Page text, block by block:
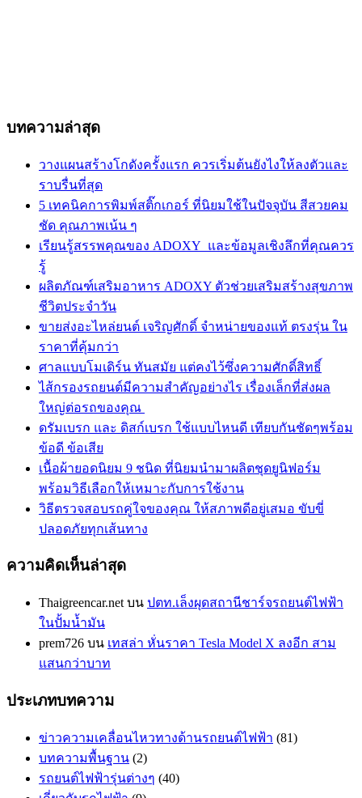
บทความล่าสุด
วางแผนสร้างโกดังครั้งแรก ควรเริ่มต้นยังไงให้ลงตัวและ
ราบรื่นที่สุด
5 เทคนิคการพิมพ์สติ๊กเกอร์ ที่นิยมใช้ในปัจจุบัน สีสวยคม
ชัด คุณภาพเน้น ๆ
เรียนรู้สรรพคุณของ ADOXY และข้อมูลเชิงลึกที่คุณควร
รู้
ผลิตภัณฑ์เสริมอาหาร ADOXY ตัวช่วยเสริมสร้างสุขภาพ
ชีวิตประจำวัน
ขายส่งอะไหล่ยนต์ เจริญศักดิ์ จำหน่ายของแท้ ตรงรุ่น ใน
ราคาที่คุ้มกว่า
ศาลแบบโมเดิร์น ทันสมัย แต่คงไว้ซึ่งความศักดิ์สิทธิ์
ไส้กรองรถยนต์มีความสำคัญอย่างไร เรื่องเล็กที่ส่งผล
ใหญ่ต่อรถของคุณ
ดรัมเบรก และ ดิสก์เบรก ใช้แบบไหนดี เทียบกันชัดๆพร้อม
ข้อดี ข้อเสีย
เนื้อผ้ายอดนิยม 9 ชนิด ที่นิยมนำมาผลิตชุดยูนิฟอร์ม
พร้อมวิธีเลือกให้เหมาะกับการใช้งาน
วิธีตรวจสอบรถคู่ใจของคุณ ให้สภาพดีอยู่เสมอ ขับขี่
ปลอดภัยทุกเส้นทาง
ความคิดเห็นล่าสุด
Thaigreencar.net บน ปตท.เล็งผุดสถานีชาร์จรถยนต์ไฟฟ้า
ในปั้มน้ำมัน
prem726 บน เทสล่า หั่นราคา Tesla Model X ลงอีก สาม
แสนกว่าบาท
ประเภทบทความ
ข่าวความเคลื่อนไหวทางด้านรถยนต์ไฟฟ้า (81)
บทความพื้นฐาน (2)
รถยนต์ไฟฟ้ารุ่นต่างๆ (40)